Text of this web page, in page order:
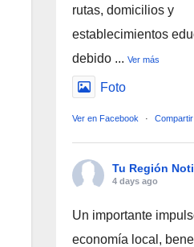
rutas, domicilios y
establecimientos
debido ... Ver más
Foto
Ver en Facebook · Compartir
Tu Región
4 days ago
Un importante
economía local,